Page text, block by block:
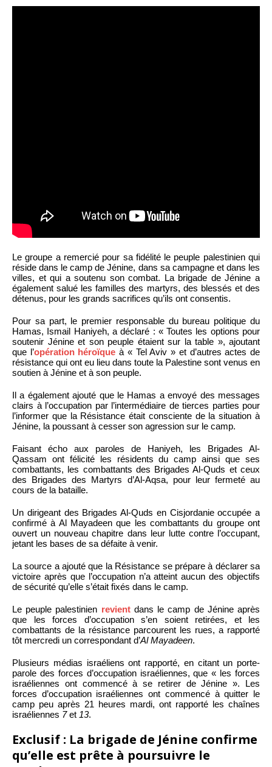
Le groupe a remercié pour sa fidélité le peuple palestinien qui
réside dans le camp de Jénine, dans sa campagne et dans les
villes, et qui a soutenu son combat. La brigade de Jénine a
également salué les familles des martyrs, des blessés et des
détenus, pour les grands sacrifices qu’ils ont consentis.
Pour sa part, le premier responsable du bureau politique du
Hamas, Ismail Haniyeh, a déclaré : « Toutes les options pour
soutenir Jénine et son peuple étaient sur la table », ajoutant
que l’opération héroïque à « Tel Aviv » et d’autres actes de
résistance qui ont eu lieu dans toute la Palestine sont venus en
soutien à Jénine et à son peuple.
Il a également ajouté que le Hamas a envoyé des messages
clairs à l’occupation par l’intermédiaire de tierces parties pour
l’informer que la Résistance était consciente de la situation à
Jénine, la poussant à cesser son agression sur le camp.
Faisant écho aux paroles de Haniyeh, les Brigades Al-
Qassam ont félicité les résidents du camp ainsi que ses
combattants, les combattants des Brigades Al-Quds et ceux
des Brigades des Martyrs d’Al-Aqsa, pour leur fermeté au
cours de la bataille.
Un dirigeant des Brigades Al-Quds en Cisjordanie occupée a
confirmé à Al Mayadeen que les combattants du groupe ont
ouvert un nouveau chapitre dans leur lutte contre l’occupant,
jetant les bases de sa défaite à venir.
La source a ajouté que la Résistance se prépare à déclarer sa
victoire après que l’occupation n’a atteint aucun des objectifs
de sécurité qu’elle s’était fixés dans le camp.
Le peuple palestinien revientdans le camp de Jénine après
que les forces d’occupation s’en soient retirées, et les
combattants de la résistance parcourent les rues, a rapporté
tôt mercredi un correspondant d’Al Mayadeen.
Plusieurs médias israéliens ont rapporté, en citant un porte-
parole des forces d’occupation israéliennes, que « les forces
israéliennes ont commencé à se retirer de Jénine ». Les
forces d’occupation israéliennes ont commencé à quitter le
camp peu après 21 heures mardi, ont rapporté les chaînes
israéliennes 7et 13.
Exclusif : La brigade de Jénine confirme
qu’elle est prête à poursuivre le